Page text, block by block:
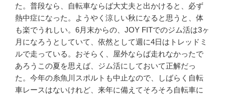
た。普段なら、自転車ならば大丈夫と出かけると、必ず
熱中症になった。ようやく涼しい秋になると思うと、体
も楽でうれしい。6月末からの、JOY FITでのジム活は3ヶ
月になろうとしていて、依然として週に4日はトレッドミ
ルで走っている。おそらく、屋外ならば走れなかったで
あろうこの夏を思えば、ジム活にしておいて正解だっ
た。今年の糸魚川スポルトも中止なので、しばらく自転
車レースはないけれど、来年に備えてそろそろ自転車に